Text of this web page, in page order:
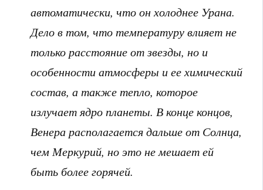
автоматически, что он холоднее Урана.
Дело в том, что температуру влияет не
только расстояние от звезды, но и
особенности атмосферы и ее химический
состав, а также тепло, которое
излучает ядро планеты. В конце концов,
Венера располагается дальше от Солнца,
чем Меркурий, но это не мешает ей
быть более горячей.